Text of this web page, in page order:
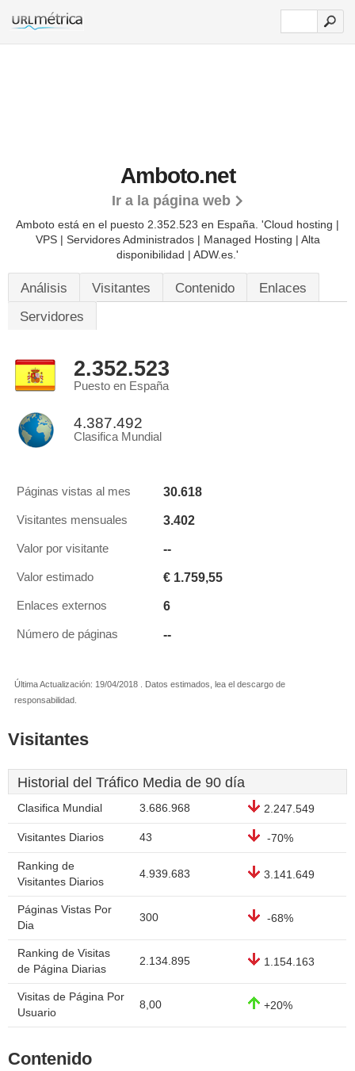
Amboto.net
Ir a la página web
Amboto está en el puesto 2.352.523 en España. 'Cloud hosting |
VPS | Servidores Administrados | Managed Hosting | Alta
disponibilidad | ADW.es.'
Análisis Visitantes Contenido
Enlaces
Servidores
2.352.523
Puesto en España
4.387.492
Clasifica Mundial
Páginas vistas al mes 30.618
Visitantes mensuales 3.402
Valor por visitante --
Valor estimado € 1.759,55
Enlaces externos 6
Número de páginas --
Última Actualización: 19/04/2018 . Datos estimados, lea el descargo de
responsabilidad.
Visitantes
Historial del Tráfico Media de 90 día
Clasifica Mundial 3.686.968 2.247.549
Visitantes Diarios 43 -70%
Ranking de
Visitantes Diarios
4.939.683 3.141.649
Páginas Vistas Por
Dia
300 -68%
Ranking de Visitas
de Página Diarias
2.134.895 1.154.163
Visitas de Página Por
Usuario
8,00 +20%
Contenido